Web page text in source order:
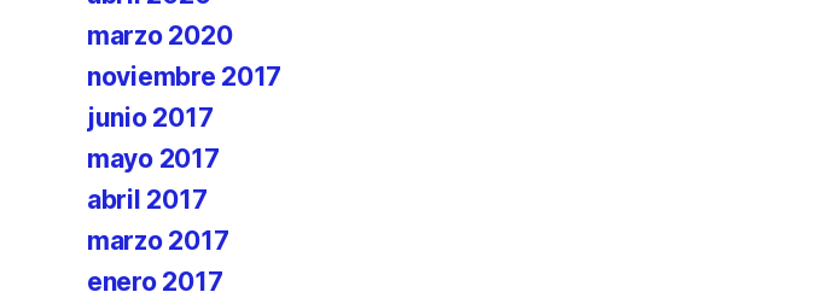
marzo 2020
noviembre 2017
junio 2017
mayo 2017
abril 2017
marzo 2017
enero 2017